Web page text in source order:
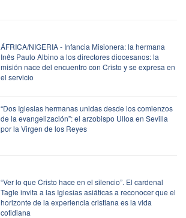
ÁFRICA/NIGERIA - Infancia Misionera: la hermana
Inês Paulo Albino a los directores diocesanos: la
misión nace del encuentro con Cristo y se expresa en
el servicio
“Dos Iglesias hermanas unidas desde los comienzos
de la evangelización”: el arzobispo Ulloa en Sevilla
por la Virgen de los Reyes
“Ver lo que Cristo hace en el silencio”. El cardenal
Tagle invita a las Iglesias asiáticas a reconocer que el
horizonte de la experiencia cristiana es la vida
cotidiana